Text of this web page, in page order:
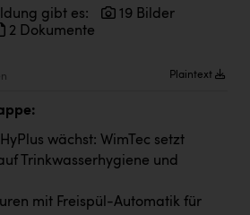
Austria
gibt es:
19 Bilder
2 Dokumente
Plaintext
wächst: WimTec setzt
Trinkwasserhygiene und
mit Freispül-Automatik für